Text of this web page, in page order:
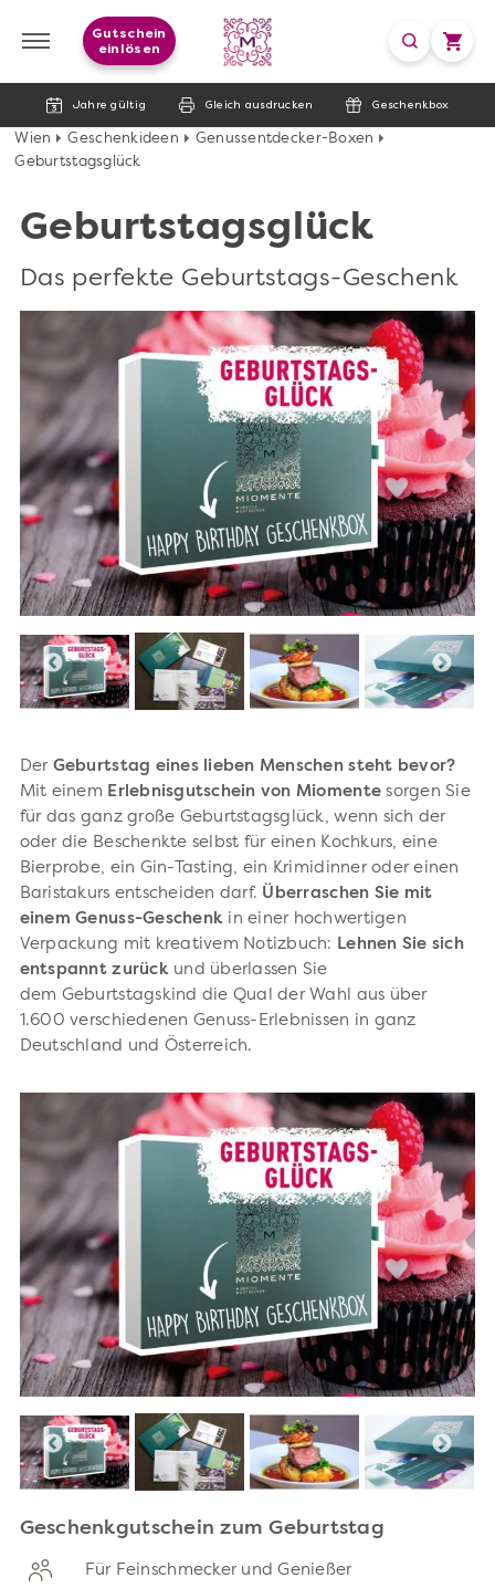
Jahre gültig Gleich ausdrucken Geschenkbox
Gutschein
einlösen
Wien Geschenkideen
Genussentdecker-Boxen
Geburtstagsglück
Geburtstagsglück
Das perfekte Geburtstags-Geschenk
Der Geburtstag eines lieben Menschen steht bevor?
Mit einem Erlebnisgutschein von Miomente sorgen Sie
für das ganz große Geburtstagsglück, wenn sich der
oder die Beschenkte selbst für einen Kochkurs, eine
Bierprobe, ein Gin-Tasting, ein Krimidinner oder einen
Baristakurs entscheiden darf. Überraschen Sie mit
einem Genuss-Geschenk in einer hochwertigen
Verpackung mit kreativem Notizbuch: Lehnen Sie sich
entspannt zurückund überlassen Sie
dem Geburtstagskind die Qual der Wahl aus über
1.600 verschiedenen Genuss-Erlebnissen in ganz
Deutschland und Österreich.
Geschenkgutschein zum Geburtstag
Für Feinschmecker und Genießer